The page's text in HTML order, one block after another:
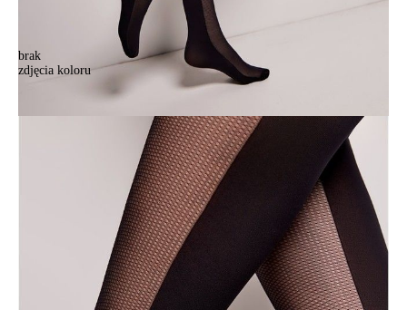
brak
zdjęcia koloru
Rajstopy damskie CE FANTASY CONTRAST, r.2, nero
Rajstopy damskie CE FANTASY CONTRAST, r.2, nero
60,90 zł
+
DODAJ DO KOSZYKA